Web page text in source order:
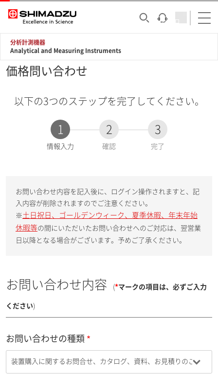
分析計測機器
Analytical and Measuring Instruments
価格問い合わせ
以下の3つのステップを完了してください。
1
現
情報入力
2
確認
3
完了
お問い合わせ内容を記入後に、ログイン操作されますと、記
入内容が削除されますのでご注意ください。
※ 土日祝日、ゴールデンウィーク、夏季休暇、年末年始
休暇等の間にいただいたお問い合わせへのご対応は、翌営業
日以降となる場合がございます。予めご了承ください。
お問い合わせ内容 (*マークの項目は、必ずご入力
ください)
お問い合わせの種類